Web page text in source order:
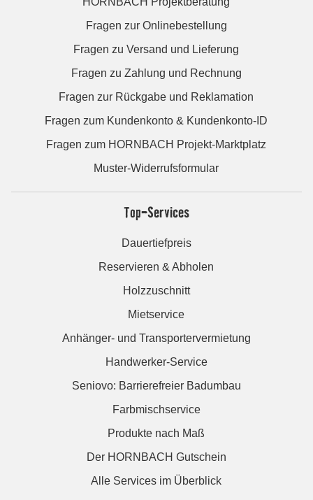
Fragen zur Onlinebestellung
Fragen zu Versand und Lieferung
Fragen zu Zahlung und Rechnung
Fragen zur Rückgabe und Reklamation
Fragen zum Kundenkonto & Kundenkonto-ID
Fragen zum HORNBACH Projekt-Marktplatz
Muster-Widerrufsformular
Top-Services
Dauertiefpreis
Reservieren & Abholen
Holzzuschnitt
Mietservice
Anhänger- und Transportervermietung
Handwerker-Service
Seniovo: Barrierefreier Badumbau
Farbmischservice
Produkte nach Maß
Der HORNBACH Gutschein
Alle Services im Überblick